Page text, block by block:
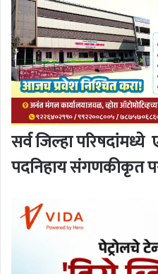
सर्व जिल्हा परिषदांमध्ये
पदनिहाय संगणकीकृत